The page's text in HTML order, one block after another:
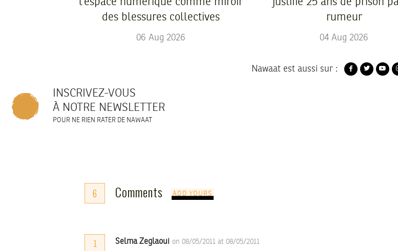
des blessures collectives
06 Aug 2026
rumeur
04 Aug 2026
Nawaat est aussi sur :
INSCRIVEZ-VOUS
À NOTRE NEWSLETTER
POUR NE RIEN RATER DE NAWAAT
6 Comments ADD YOURS
1 Selma Zeglaoui on 08/05/2011 at 08/05/2011